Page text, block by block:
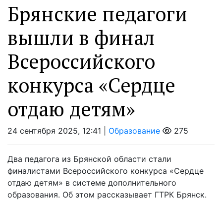
Брянские педагоги
вышли в финал
Всероссийского
конкурса «Сердце
отдаю детям»
24 сентября 2025, 12:41 | Образование 275
Два педагога из Брянской области стали
финалистами Всероссийского конкурса «Сердце
отдаю детям» в системе дополнительного
образования. Об этом рассказывает ГТРК Брянск.